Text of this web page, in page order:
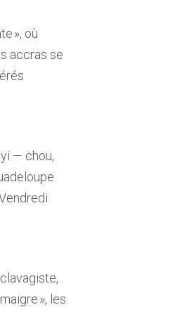
», où
accras se
— chou,
», les